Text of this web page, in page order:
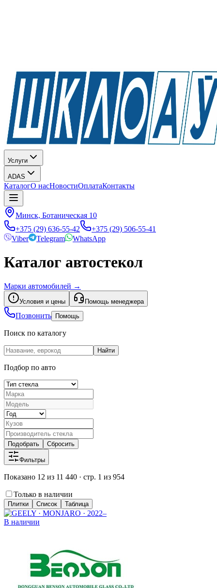
Услуги
ADAS
КаталогО насНовостиОплатаКонтакты
Минск, Ботаническая 10
+375 (29) 636-55-42
+375 (29) 506-55-41
Viber
Telegram WhatsApp
Каталог автостекол
Марки автомобилей →
Условия и цены Помощь менеджера
Позвонить Помощь
Поиск по каталогу
Найти
Подбор по авто
Подобрать Сбросить
Фильтры
Показано 12 из 11 440 · стр. 1 из 954
Только в наличии
Плитки Список Таблица
В наличии